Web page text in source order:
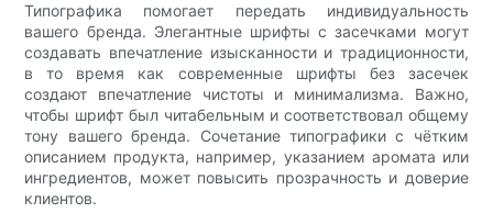
Типографика помогает передать индивидуальность
вашего бренда. Элегантные шрифты с засечками могут
создавать впечатление изысканности и традиционности,
в то время как современные шрифты без засечек
создают впечатление чистоты и минимализма. Важно,
чтобы шрифт был читабельным и соответствовал общему
тону вашего бренда. Сочетание типографики с чётким
описанием продукта, например, указанием аромата или
ингредиентов, может повысить прозрачность и доверие
клиентов.